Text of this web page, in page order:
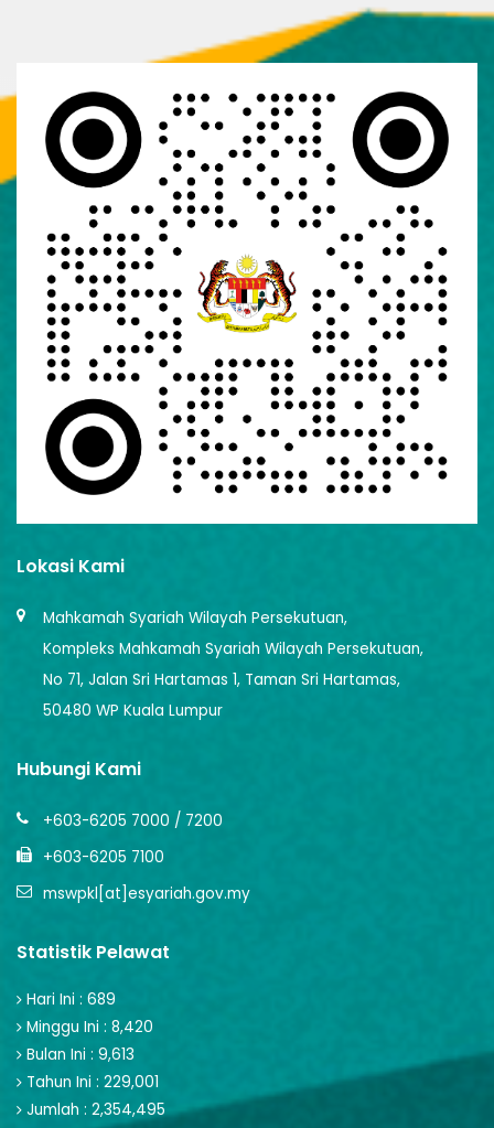
Lokasi Kami
Mahkamah Syariah Wilayah Persekutuan,
Kompleks Mahkamah Syariah Wilayah Persekutuan,
No 71, Jalan Sri Hartamas 1, Taman Sri Hartamas,
50480 WP Kuala Lumpur
Hubungi Kami
+603-6205 7000 / 7200
+603-6205 7100
mswpkl[at]esyariah.gov.my
Statistik Pelawat
Hari Ini : 689
Minggu Ini : 8,420
Bulan Ini : 9,613
Tahun Ini : 229,001
Jumlah : 2,354,495